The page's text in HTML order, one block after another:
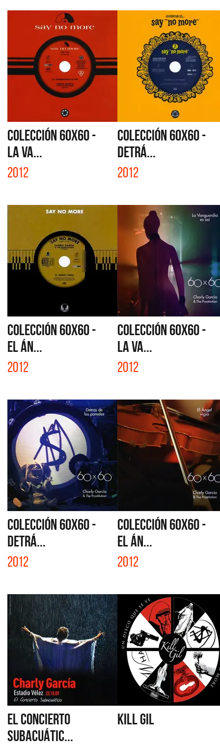
COLECCIÓN 60X60 -
LA VA...
2012
COLECCIÓN 60X60 -
DETRÁ...
2012
COLECCIÓN 60X60 -
EL ÁN...
2012
COLECCIÓN 60X60 -
LA VA...
2012
COLECCIÓN 60X60 -
DETRÁ...
2012
COLECCIÓN 60X60 -
EL ÁN...
2012
EL CONCIERTO
SUBACUÁTIC...
KILL GIL